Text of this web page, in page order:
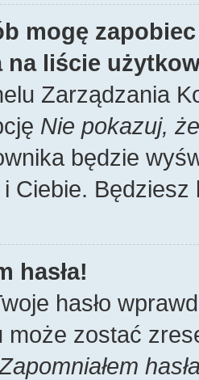
mogę
na liście
Zarządzania
Nie pokazuj,
będzie
Ciebie.
hasła!
hasło
może zostać